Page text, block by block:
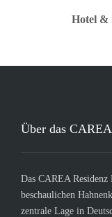
Hotel &
Über das
Das CAREA
beschaulichen
zentrale Lage in